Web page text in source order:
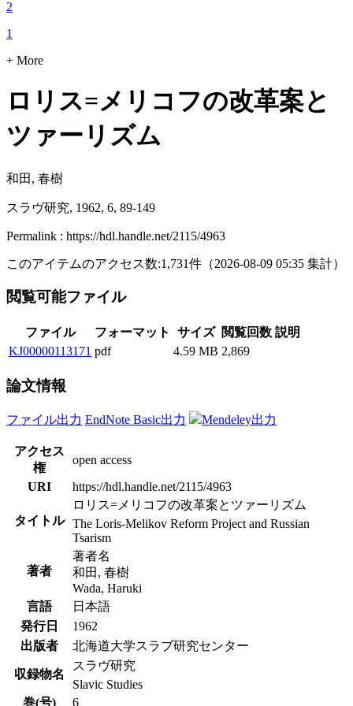
2
1
+ More
ロリス=メリコフの改革案と
ツァーリズム
和田, 春樹
スラヴ研究, 1962, 6, 89-149
Permalink : https://hdl.handle.net/2115/4963
このアイテムのアクセス数:1,731件 （2026-08-09 05:35 集計）
閲覧可能ファイル
ファイル フォーマット サイズ 閲覧回数 説明
KJ00000113171 pdf 4.59 MB 2,869
論文情報
ファイル出力 EndNote Basic出力 Mendeley出力
アクセス
権
open access
URI
https://hdl.handle.net/2115/4963
タイトル
ロリス=メリコフの改革案とツァーリズム
The Loris-Melikov Reform Project and Russian
Tsarism
著者
著者名
和田, 春樹
Wada, Haruki
言語
日本語
発行日
1962
出版者
北海道大学スラブ研究センター
収録物名
スラヴ研究
Slavic Studies
巻(号)
6